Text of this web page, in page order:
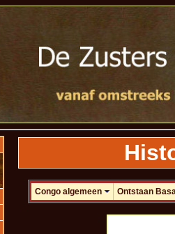
Congo algemeen Ontstaan